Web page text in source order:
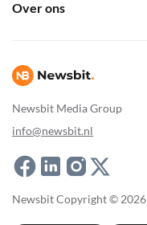
Newsbit Media Group
info@newsbit.nl
Over ons
Newsbit Copyright © 2026